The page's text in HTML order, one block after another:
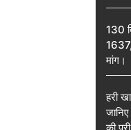
130
1637,
मांग।
हरी